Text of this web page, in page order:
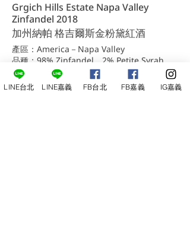
Grgich Hills Estate Napa Valley
Zinfandel 2018
加州納帕 格吉爾斯金粉黛紅酒
產區：America－Napa Valley
品種：98% Zinfandel、2% Petite Syrah
酒精度：14.5%
容量：750ml
LINE台北 LINE嘉義 FB台北 FB嘉義 IG嘉義